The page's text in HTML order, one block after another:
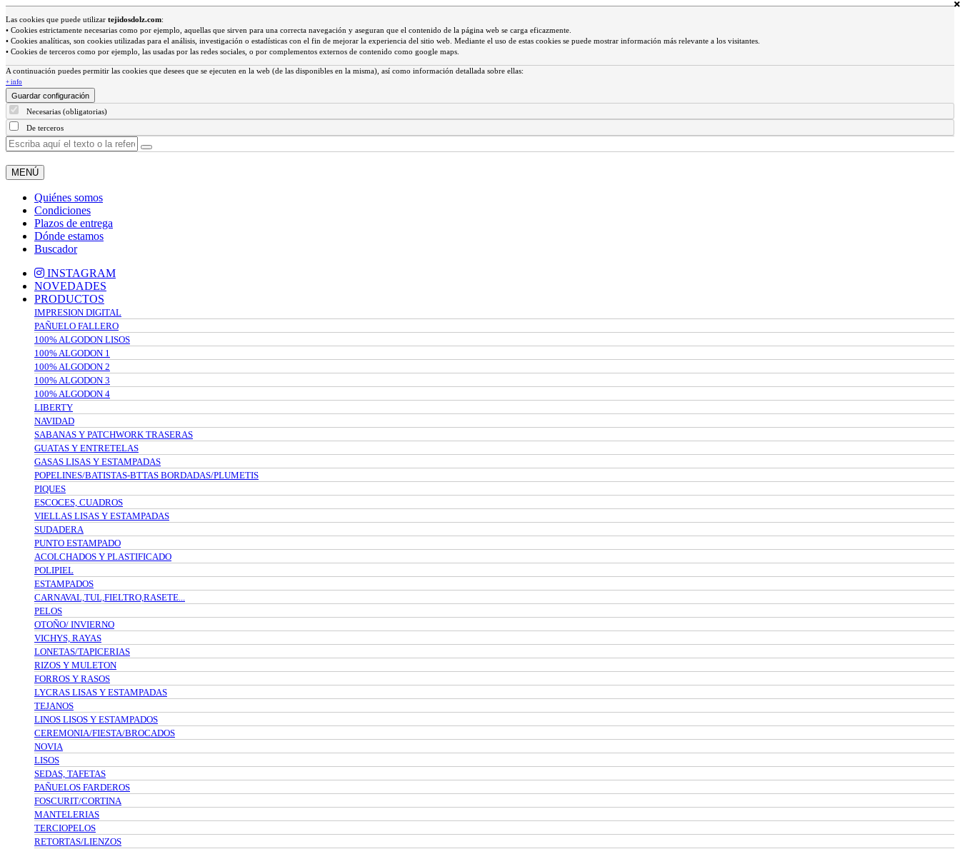
Las cookies que puede utilizar tejidosdolz.com:
• Cookies estrictamente necesarias como por ejemplo, aquellas que sirven para una correcta navegación y aseguran que el contenido de la página web se carga eficazmente.
• Cookies analíticas, son cookies utilizadas para el análisis, investigación o estadísticas con el fin de mejorar la experiencia del sitio web. Mediante el uso de estas cookies se puede mostrar información más relevante a los visitantes.
• Cookies de terceros como por ejemplo, las usadas por las redes sociales, o por complementos externos de contenido como google maps.
A continuación puedes permitir las cookies que desees que se ejecuten en la web (de las disponibles en la misma), así como información detallada sobre ellas:
+ info
Guardar configuración
Necesarias (obligatorias)
De terceros
MENÚ
Quiénes somos
Condiciones
Plazos de entrega
Dónde estamos
Buscador
INSTAGRAM
NOVEDADES
PRODUCTOS
IMPRESION DIGITAL
PAÑUELO FALLERO
100% ALGODON LISOS
100% ALGODON 1
100% ALGODON 2
100% ALGODON 3
100% ALGODON 4
LIBERTY
NAVIDAD
SABANAS Y PATCHWORK TRASERAS
GUATAS Y ENTRETELAS
GASAS LISAS Y ESTAMPADAS
POPELINES/BATISTAS-BTTAS BORDADAS/PLUMETIS
PIQUES
ESCOCES, CUADROS
VIELLAS LISAS Y ESTAMPADAS
SUDADERA
PUNTO ESTAMPADO
ACOLCHADOS Y PLASTIFICADO
POLIPIEL
ESTAMPADOS
CARNAVAL,TUL,FIELTRO,RASETE...
PELOS
OTOÑO/ INVIERNO
VICHYS, RAYAS
LONETAS/TAPICERIAS
RIZOS Y MULETON
FORROS Y RASOS
LYCRAS LISAS Y ESTAMPADAS
TEJANOS
LINOS LISOS Y ESTAMPADOS
CEREMONIA/FIESTA/BROCADOS
NOVIA
LISOS
SEDAS, TAFETAS
PAÑUELOS FARDEROS
FOSCURIT/CORTINA
MANTELERIAS
TERCIOPELOS
RETORTAS/LIENZOS